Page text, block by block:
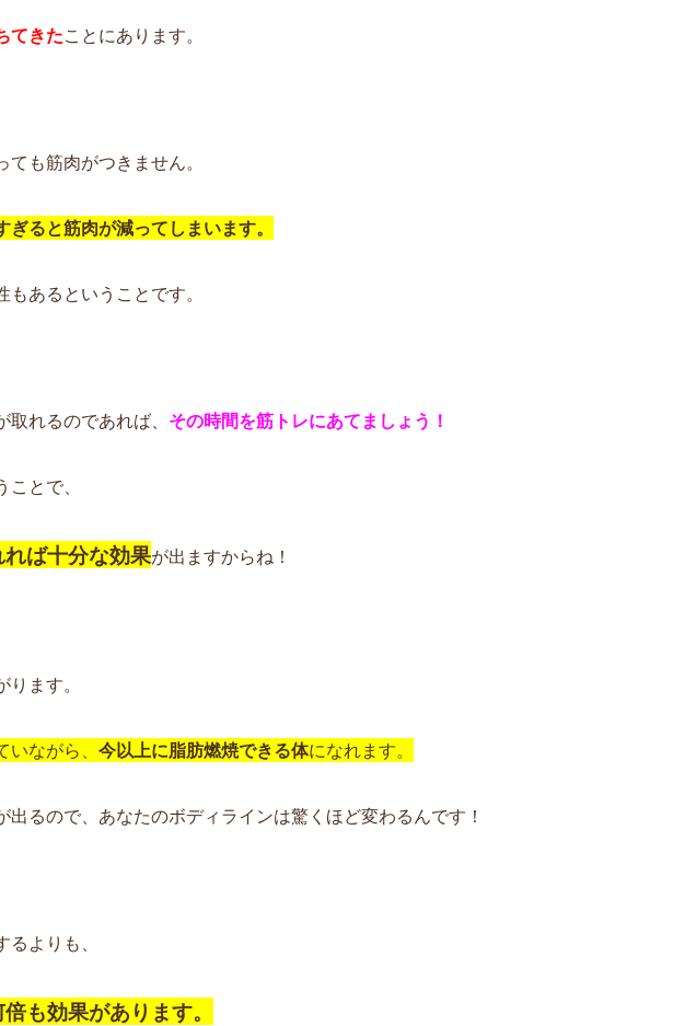
てきたことにあります。
も筋肉がつきません。
ると筋肉が減ってしまいます。
あるということです。
れるのであれば、 その時間を筋トレにあてましょう！
とで、
ば十分な効果が出ますからね！
ます。
ながら、 今以上に脂肪燃焼できる体になれます。
出るので、あなたのボディラインは驚くほど変わるんです！
よりも、
も効果があります。